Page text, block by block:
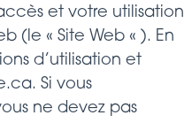
et votre utilisation
(le « Site Web « ). En
d’utilisation et
Si vous
ne devez pas